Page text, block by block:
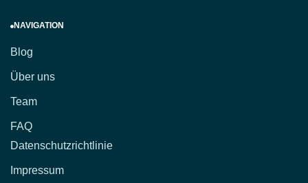
NAVIGATION
Blog
Über uns
Team
FAQ
Datenschutzrichtlinie
Impressum